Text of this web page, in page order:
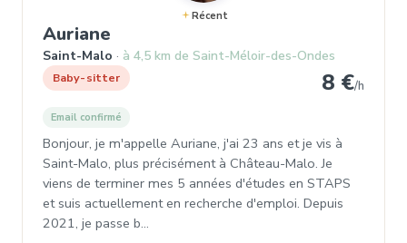
Récent
Auriane
Saint-Malo à 4,5 km de Saint-Méloir-des-Ondes
Baby-sitter 8 €/h
Email confirmé
Bonjour, je m'appelle Auriane, j'ai 23 ans et je vis à
Saint-Malo, plus précisément à Château-Malo. Je
viens de terminer mes 5 années d'études en STAPS
et suis actuellement en recherche d'emploi. Depuis
2021, je passe b…